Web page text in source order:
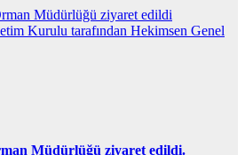
Müdürlüğü ziyaret edildi
Kurulu tarafından Hekimsen Genel
Müdürlüğü ziyaret edildi.